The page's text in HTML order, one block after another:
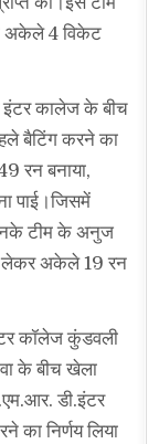
अकेले 4 विकेट
इंटर कालेज के बीच
बैटिंग करने का
रन बनाया,
पाई।जिसमें
टीम के अनुज
लेकर अकेले 19 रन
कॉलेज कुंडवली
के बीच खेला
डी.इंटर
का निर्णय लिया